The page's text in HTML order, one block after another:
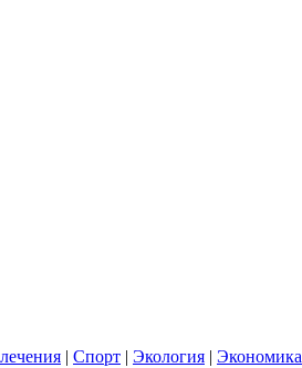
| Спорт | Экология | Экономика